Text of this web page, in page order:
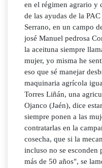
en el régimen agrario y
de las ayudas de la
Serrano, en un campo
josé Manuel pedrosa
la aceituna siempre
mujer, yo misma he
eso que sé manejar
maquinaria agrícola
Torres Liñán, una
Ojanco (Jaén), dice
siempre ponen a las
contratarlas en la
cosecha, que si la
incluso no se esconden
más de 50 años", se